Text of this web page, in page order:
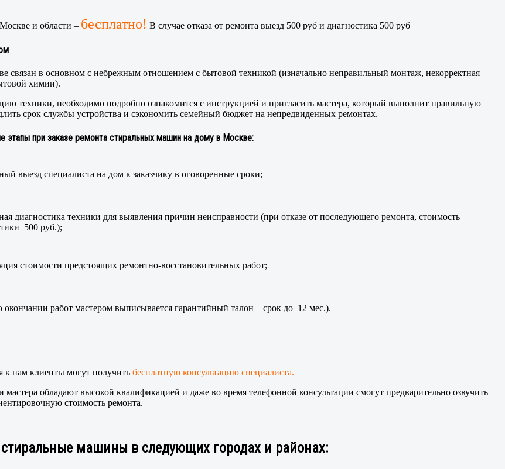
и области – бесплатно! В случае отказа от ремонта выезд 500 руб и диагностика 500 руб
связан в основном с небрежным отношением с бытовой техникой (изначально неправильный монтаж, некорректная
химии).
техники, необходимо подробно ознакомится с инструкцией и пригласить мастера, который выполнит правильную
срок службы устройства и сэкономить семейный бюджет на непредвиденных ремонтах.
этапы при заказе ремонта стиральных машин на дому в Москве:
выезд специалиста на дом к заказчику в оговоренные сроки;
диагностика техники для выявления причин неисправности (при отказе от последующего ремонта, стоимость
500 руб.);
стоимости предстоящих ремонтно-восстановительных работ;
работ мастером выписывается гарантийный талон – срок до 12 мес.).
к нам клиенты могут получить бесплатную консультацию специалиста.
мастера обладают высокой квалификацией и даже во время телефонной консультации смогут предварительно озвучить
стоимость ремонта.
машины в следующих городах и районах: